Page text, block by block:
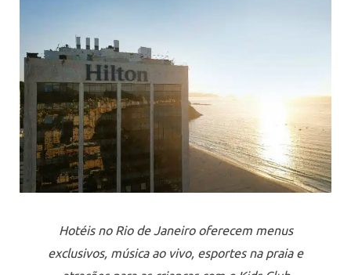
Hotéis no Rio de Janeiro oferecem menus
exclusivos, música ao vivo, esportes na praia e